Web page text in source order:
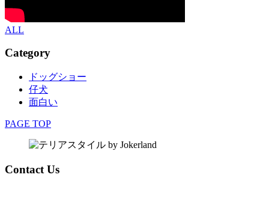
ALL
Category
ドッグショー
仔犬
面白い
PAGE TOP
Contact Us